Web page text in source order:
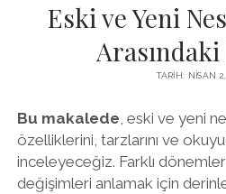
TWITTER PROFIL RESMI
Eski ve Yeni
TARIH: NISAN
Bu makalede , eski ve yeni
özelliklerini, tarzlarını ve
inceleyeceğiz. Farklı
değişimleri anlamak için